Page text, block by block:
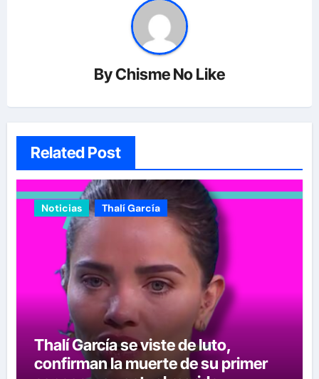
ByChisme No Like
Related Post
Noticias Thalí García
Thalí García se viste de luto,
confirman la muerte de su primer